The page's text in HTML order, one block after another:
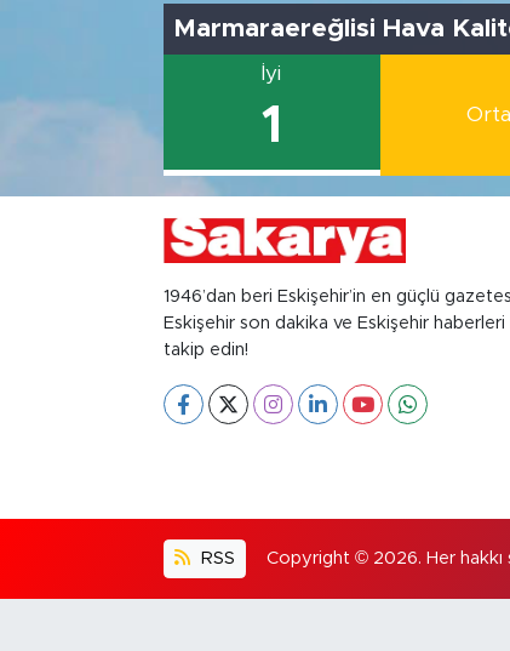
Marmaraereğlisi Hava
İyi
1 Orta
1946’dan beri Eskişehir’in en güçlü
Eskişehir son dakika ve Eskişehir haberleri
takip edin!
RSS Copyright © 2026. Her hakkı